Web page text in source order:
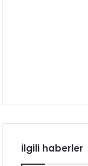
İlgili haberler